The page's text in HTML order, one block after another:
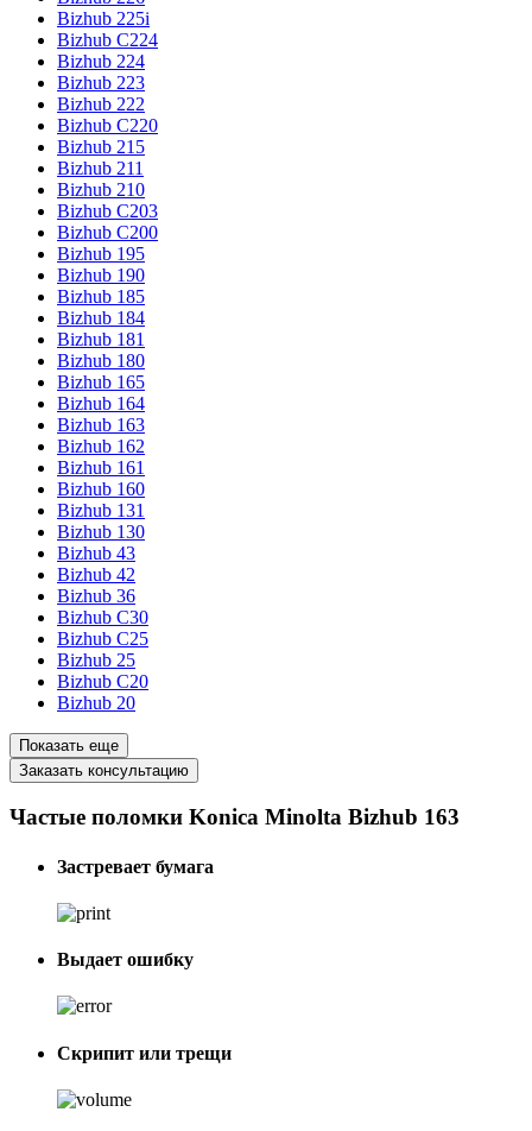
Bizhub 225i
Bizhub C224
Bizhub 224
Bizhub 223
Bizhub 222
Bizhub C220
Bizhub 215
Bizhub 211
Bizhub 210
Bizhub C203
Bizhub C200
Bizhub 195
Bizhub 190
Bizhub 185
Bizhub 184
Bizhub 181
Bizhub 180
Bizhub 165
Bizhub 164
Bizhub 163
Bizhub 162
Bizhub 161
Bizhub 160
Bizhub 131
Bizhub 130
Bizhub 43
Bizhub 42
Bizhub 36
Bizhub C30
Bizhub C25
Bizhub 25
Bizhub C20
Bizhub 20
Показать еще
Заказать консультацию
Частые поломки Konica Minolta Bizhub 163
Застревает бумага
Выдает ошибку
Скрипит или трещи